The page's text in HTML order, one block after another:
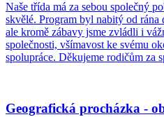
Naše třída má za sebou společný
skvělé. Program byl nabitý od rána
ale kromě zábavy jsme zvládli i
společnosti, všímavost ke svému
spolupráce. Děkujeme rodičům za
Geografická procházka -